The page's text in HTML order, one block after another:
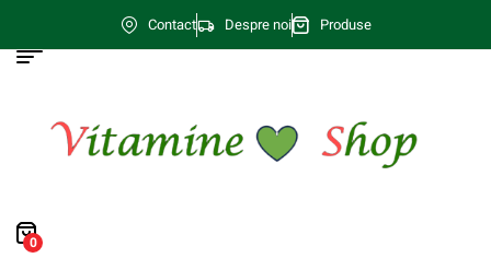
Contact Despre noi Produse
0